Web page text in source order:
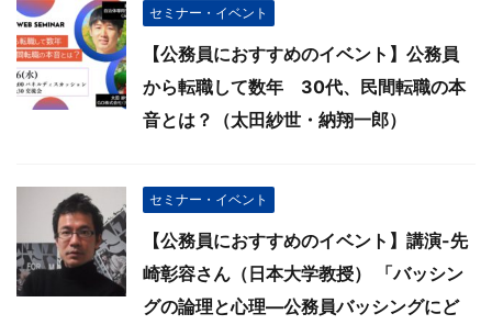
セミナー・イベント
【公務員におすすめのイベント】公務員
から転職して数年 30代、民間転職の本
音とは？（太田紗世・納翔一郎）
セミナー・イベント
【公務員におすすめのイベント】講演-先
崎彰容さん（日本大学教授） 「バッシン
グの論理と心理―公務員バッシングにど